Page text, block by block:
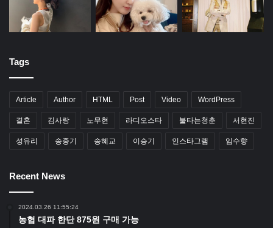
Tags
Article Author HTML Post Video WordPress
결혼 김사랑 노무현 라디오스타 불타는청춘 서현진
성유리 송중기 송혜교 이승기 인스타그램 임수향
Recent News
2024.03.26 11:55:24
농협 대파 한단 875원 구매 가능